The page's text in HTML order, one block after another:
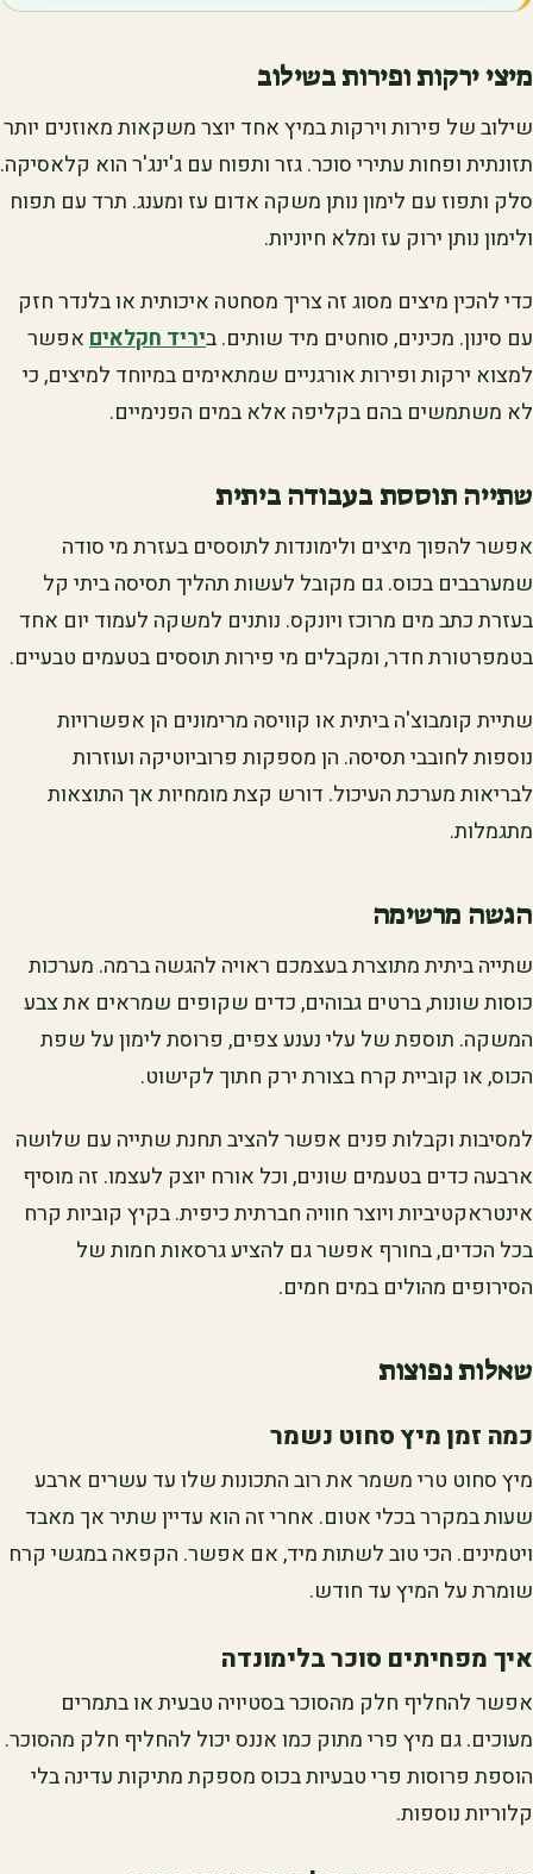
מיצי ירקות ופירות בשילוב
שילוב של פירות וירקות במיץ אחד יוצר משקאות מאוזנים יותר
תזונתית ופחות עתירי סוכר. גזר ותפוח עם ג'ינג'ר הוא קלאסיקה.
סלק ותפוז עם לימון נותן משקה אדום עז ומענג. תרד עם תפוח
ולימון נותן ירוק עז ומלא חיוניות.
כדי להכין מיצים מסוג זה צריך מסחטה איכותית או בלנדר חזק
עם סינון. מכינים, סוחטים מיד שותים. ביריד חקלאיםאפשר
למצוא ירקות ופירות אורגניים שמתאימים במיוחד למיצים, כי
לא משתמשים בהם בקליפה אלא במים הפנימיים.
שתייה תוססת בעבודה ביתית
אפשר להפוך מיצים ולימונדות לתוססים בעזרת מי סודה
שמערבבים בכוס. גם מקובל לעשות תהליך תסיסה ביתי קל
בעזרת כתב מים מרוכז ויונקס. נותנים למשקה לעמוד יום אחד
בטמפרטורת חדר, ומקבלים מי פירות תוססים בטעמים טבעיים.
שתיית קומבוצ'ה ביתית או קוויסה מרימונים הן אפשרויות
נוספות לחובבי תסיסה. הן מספקות פרוביוטיקה ועוזרות
לבריאות מערכת העיכול. דורש קצת מומחיות אך התוצאות
מתגמלות.
הגשה מרשימה
שתייה ביתית מתוצרת בעצמכם ראויה להגשה ברמה. מערכות
כוסות שונות, ברטים גבוהים, כדים שקופים שמראים את צבע
המשקה. תוספת של עלי נענע צפים, פרוסת לימון על שפת
הכוס, או קוביית קרח בצורת ירק חתוך לקישוט.
למסיבות וקבלות פנים אפשר להציב תחנת שתייה עם שלושה
ארבעה כדים בטעמים שונים, וכל אורח יוצק לעצמו. זה מוסיף
אינטראקטיביות ויוצר חוויה חברתית כיפית. בקיץ קוביות קרח
בכל הכדים, בחורף אפשר גם להציע גרסאות חמות של
הסירופים מהולים במים חמים.
שאלות נפוצות
כמה זמן מיץ סחוט נשמר
מיץ סחוט טרי משמר את רוב התכונות שלו עד עשרים ארבע
שעות במקרר בכלי אטום. אחרי זה הוא עדיין שתיר אך מאבד
ויטמינים. הכי טוב לשתות מיד, אם אפשר. הקפאה במגשי קרח
שומרת על המיץ עד חודש.
איך מפחיתים סוכר בלימונדה
אפשר להחליף חלק מהסוכר בסטיויה טבעית או בתמרים
מעוכים. גם מיץ פרי מתוק כמו אננס יכול להחליף חלק מהסוכר.
הוספת פרוסות פרי טבעיות בכוס מספקת מתיקות עדינה בלי
קלוריות נוספות.